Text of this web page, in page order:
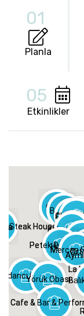
01
Planla
05
Etkinlikler